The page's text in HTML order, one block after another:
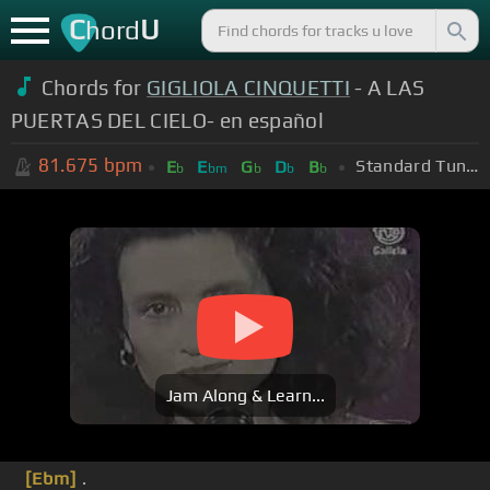
ChordU
Chords for GIGLIOLA CINQUETTI - A LAS
PUERTAS DEL CIELO- en español
81.675 bpm Eb Ebm Gb Db Bb Standard Tuning (EADGBE)
Jam Along & Learn...
[Ebm] .